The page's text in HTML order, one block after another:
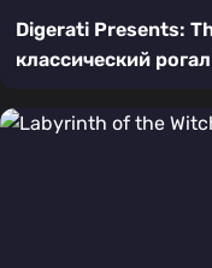
Digerati Presents:
классический